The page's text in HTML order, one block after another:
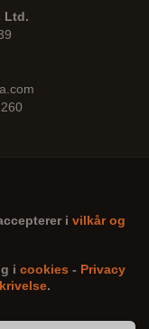
Ltd.
i vilkår og
i cookies - Privacy
.